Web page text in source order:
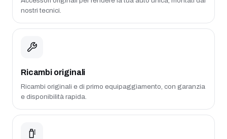
nostri tecnici.
Ricambi originali
Ricambi originali e di primo equipaggiamento, con garanzia
e disponibilità rapida.